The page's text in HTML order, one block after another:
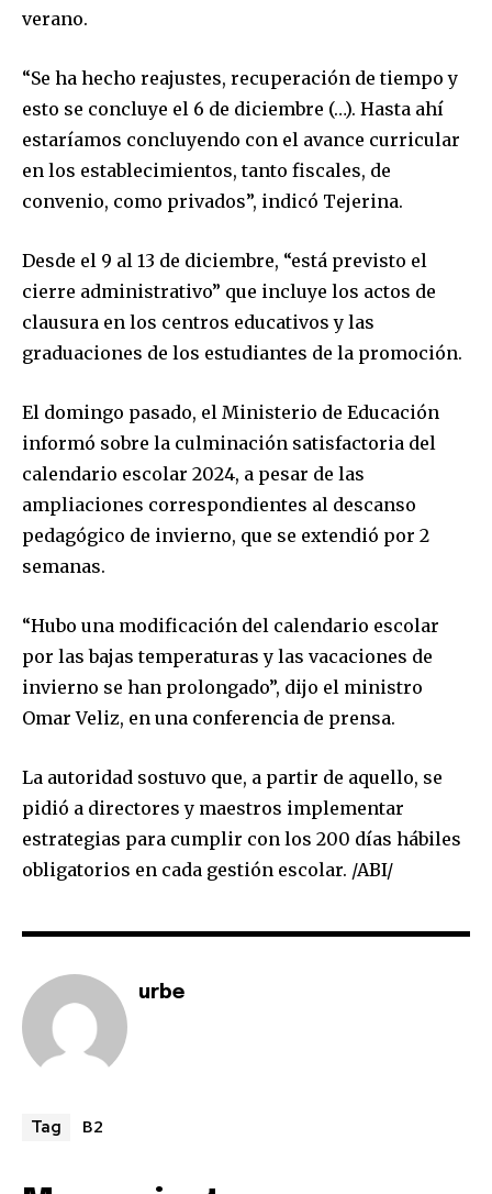
Join our community of
SUBSCRIBERS and be part of the
To subscribe, simply enter your email address on our website
or click the subscribe button below. Don't worry, we respect
your privacy and won't spam your inbox. Your information is
safe with us.
I've read and accept the
verano.
“Se ha hecho reajustes, recuperación de tiempo y
esto se concluye el 6 de diciembre (…). Hasta ahí
estaríamos concluyendo con el avance curricular
en los establecimientos, tanto fiscales, de
convenio, como privados”, indicó Tejerina.
Desde el 9 al 13 de diciembre, “está previsto el
cierre administrativo” que incluye los actos de
clausura en los centros educativos y las
graduaciones de los estudiantes de la promoción.
El domingo pasado, el Ministerio de Educación
informó sobre la culminación satisfactoria del
calendario escolar 2024, a pesar de las
ampliaciones correspondientes al descanso
pedagógico de invierno, que se extendió por 2
semanas.
“Hubo una modificación del calendario escolar
por las bajas temperaturas y las vacaciones de
invierno se han prolongado”, dijo el ministro
Omar Veliz, en una conferencia de prensa.
La autoridad sostuvo que, a partir de aquello, se
pidió a directores y maestros implementar
estrategias para cumplir con los 200 días hábiles
obligatorios en cada gestión escolar. /ABI/
urbe
Tag B2